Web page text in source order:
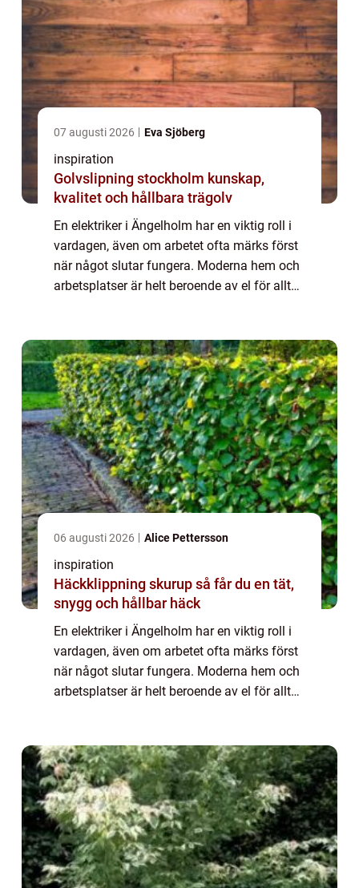
07 augusti 2026 Eva Sjöberg
inspiration
Golvslipning stockholm kunskap,
kvalitet och hållbara trägolv
En elektriker i Ängelholm har en viktig roll i
vardagen, även om arbetet ofta märks först
när något slutar fungera. Moderna hem och
arbetsplatser är helt beroende av el för allt
06 augusti 2026 Alice Pettersson
inspiration
Häckklippning skurup så får du en tät,
snygg och hållbar häck
En elektriker i Ängelholm har en viktig roll i
vardagen, även om arbetet ofta märks först
när något slutar fungera. Moderna hem och
arbetsplatser är helt beroende av el för allt